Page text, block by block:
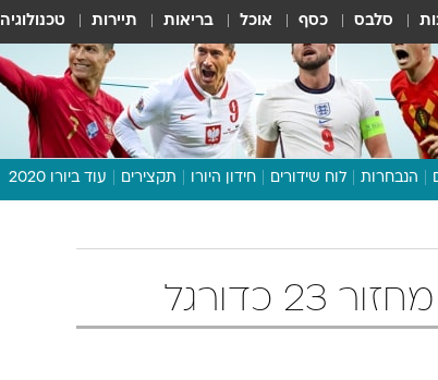
סלבס כסף אוכל בריאות תיירות טכנולוגיה
הנבחרות לוח שידורים חידון היורו תקצירים עוד ביורו 2020
תכנית היורו